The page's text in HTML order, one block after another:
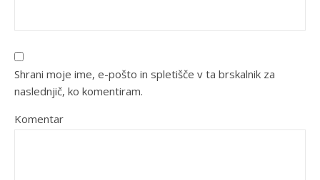
Shrani moje ime, e-pošto in spletišče v ta brskalnik za
naslednjič, ko komentiram.
Komentar